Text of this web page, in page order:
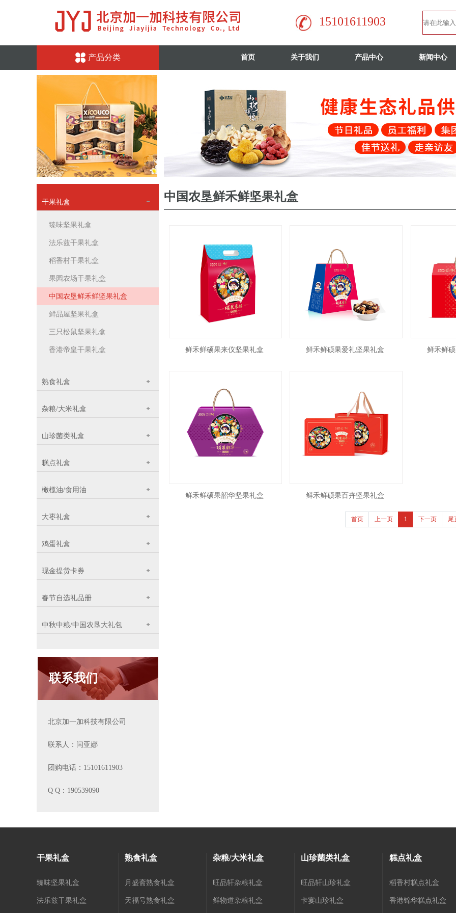
15101611903
产品分类 首页 关于我们 产品中心 新闻中心
干果礼盒
臻味坚果礼盒
法乐兹干果礼盒
稻香村干果礼盒
果园农场干果礼盒
中国农垦鲜禾鲜坚果礼盒
鲜品屋坚果礼盒
三只松鼠坚果礼盒
香港帝皇干果礼盒
熟食礼盒
杂粮/大米礼盒
山珍菌类礼盒
糕点礼盒
橄榄油/食用油
大枣礼盒
鸡蛋礼盒
现金提货卡券
春节自选礼品册
中秋中粮/中国农垦大礼包
联系我们
北京加一加科技有限公司
联系人：闫亚娜
团购电话：15101611903
Q Q：190539090
中国农垦鲜禾鲜坚果礼盒
鲜禾鲜硕果来仪坚果礼盒 鲜禾鲜硕果爱礼坚果礼盒 鲜禾鲜
鲜禾鲜硕果韶华坚果礼盒 鲜禾鲜硕果百卉坚果礼盒
首页 上一页 1 下一页 尾
干果礼盒
臻味坚果礼盒
法乐兹干果礼盒
熟食礼盒
月盛斋熟食礼盒
天福号熟食礼盒
杂粮/大米礼盒
旺品轩杂粮礼盒
鲜物道杂粮礼盒
山珍菌类礼盒
旺品轩山珍礼盒
卡宴山珍礼盒
糕点礼盒
稻香村糕点礼盒
香港锦华糕点礼盒